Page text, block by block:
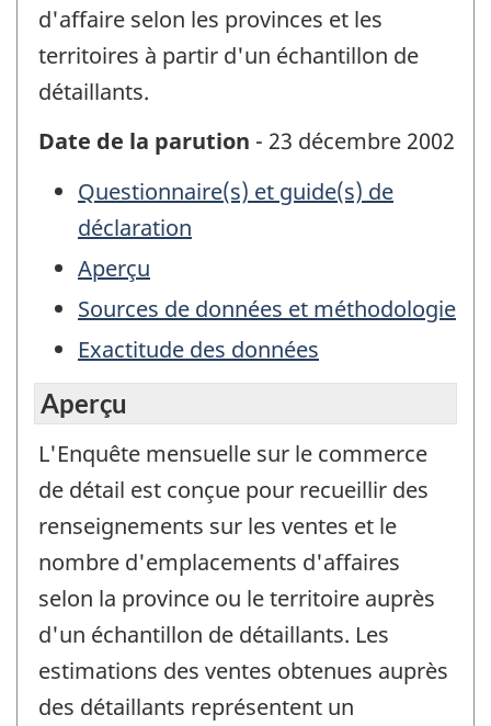
d'affaire selon les provinces et les
territoires à partir d'un échantillon de
détaillants.
Date de la parution - 23 décembre 2002
Questionnaire(s) et guide(s) de
déclaration
Aperçu
Sources de données et méthodologie
Exactitude des données
Aperçu
L'Enquête mensuelle sur le commerce
de détail est conçue pour recueillir des
renseignements sur les ventes et le
nombre d'emplacements d'affaires
selon la province ou le territoire auprès
d'un échantillon de détaillants. Les
estimations des ventes obtenues auprès
des détaillants représentent un